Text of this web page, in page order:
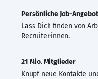
Persönliche Job-
Lass Dich finden von
Recruiter·innen.
21 Mio. Mitglieder
Knüpf neue Kontakte